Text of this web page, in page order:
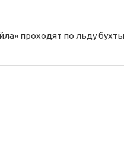
проходят по льду